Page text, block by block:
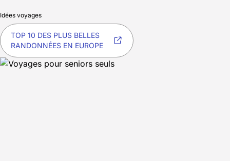
Idées voyages
TOP 10 DES PLUS BELLES
RANDONNÉES EN EUROPE